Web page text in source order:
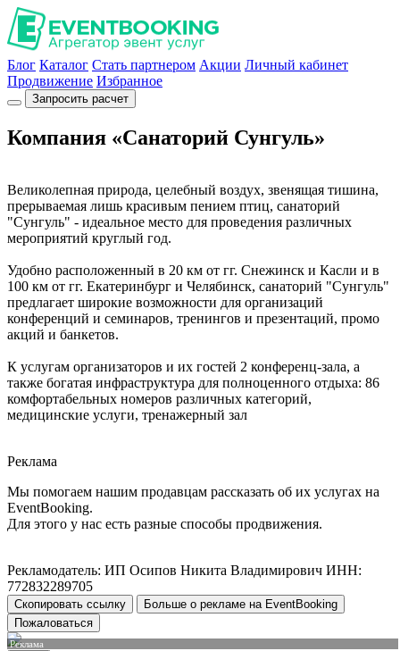
Блог Каталог Стать партнером Акции Личный кабинет
Продвижение Избранное
Запросить расчет
Компания «Санаторий Сунгуль»
Великолепная природа, целебный воздух, звенящая тишина,
прерываемая лишь красивым пением птиц, санаторий
"Сунгуль" - идеальное место для проведения различных
мероприятий круглый год.
Удобно расположенный в 20 км от гг. Снежинск и Касли и в
100 км от гг. Екатеринбург и Челябинск, санаторий "Сунгуль"
предлагает широкие возможности для организаций
конференций и семинаров, тренингов и презентаций, промо
акций и банкетов.
К услугам организаторов и их гостей 2 конференц-зала, а
также богатая инфраструктура для полноценного отдыха: 86
комфортабельных номеров различных категорий,
медицинские услуги, тренажерный зал
Реклама
Мы помогаем нашим продавцам рассказать об их услугах на
EventBooking.
Для этого у нас есть разные способы продвижения.
Рекламодатель: ИП Осипов Никита Владимирович ИНН:
772832289705
Скопировать ссылку
Больше о рекламе на EventBooking
Пожаловаться
Реклама